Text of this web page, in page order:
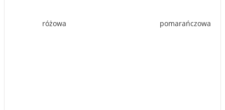
różowa pomarańczowa